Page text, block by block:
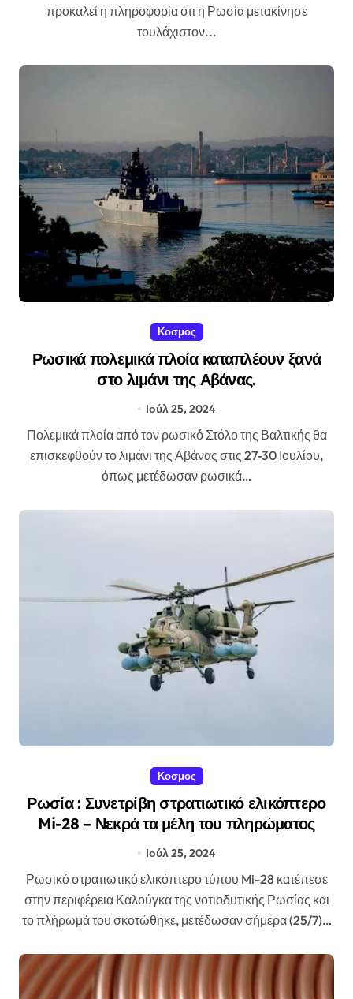
προκαλεί η πληροφορία ότι η Ρωσία μετακίνησε
τουλάχιστον...
Κοσμος
Ρωσικά πολεμικά πλοία καταπλέουν ξανά
στο λιμάνι της Αβάνας.
Ιούλ 25, 2024
Πολεμικά πλοία από τον ρωσικό Στόλο της Βαλτικής θα
επισκεφθούν το λιμάνι της Αβάνας στις 27-30 Ιουλίου,
όπως μετέδωσαν ρωσικά…
Κοσμος
Ρωσία : Συνετρίβη στρατιωτικό ελικόπτερο
Mi-28 – Νεκρά τα μέλη του πληρώματος
Ιούλ 25, 2024
Ρωσικό στρατιωτικό ελικόπτερο τύπου Mi-28 κατέπεσε
στην περιφέρεια Καλούγκα της νοτιοδυτικής Ρωσίας και
το πλήρωμά του σκοτώθηκε, μετέδωσαν σήμερα (25/7)…